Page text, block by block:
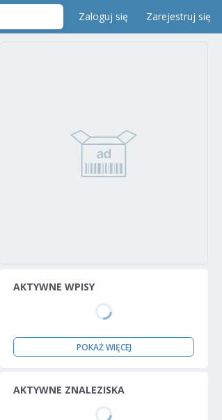
Zaloguj się Zarejestruj się
AKTYWNE WPISY
POKAŻ WIĘCEJ
AKTYWNE ZNALEZISKA